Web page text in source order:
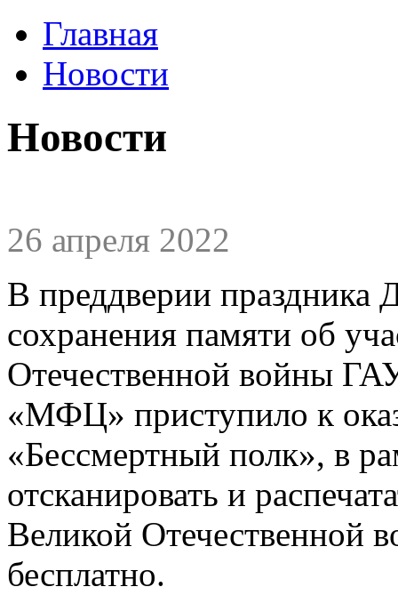
Главная
Новости
Новости
26 апреля 2022
В преддверии праздника
сохранения памяти об
Отечественной войны
«МФЦ» приступило к
«Бессмертный полк», в
отсканировать и
Великой Отечественной
бесплатно.